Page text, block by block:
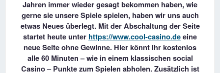
Jahren immer wieder gesagt bekommen haben, wie
gerne sie unsere Spiele spielen, haben wir uns auch
etwas Neues überlegt. Mit der Abschaltung der Seite
startet heute unter https://www.cool-casino.deeine
neue Seite ohne Gewinne. Hier könnt ihr kostenlos
alle 60 Minuten – wie in einem klassischen social
Casino – Punkte zum Spielen abholen. Zusätzlich ist